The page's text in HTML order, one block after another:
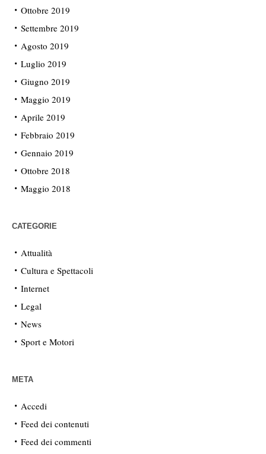
Ottobre 2019
Settembre 2019
Agosto 2019
Luglio 2019
Giugno 2019
Maggio 2019
Aprile 2019
Febbraio 2019
Gennaio 2019
Ottobre 2018
Maggio 2018
CATEGORIE
Attualità
Cultura e Spettacoli
Internet
Legal
News
Sport e Motori
META
Accedi
Feed dei contenuti
Feed dei commenti